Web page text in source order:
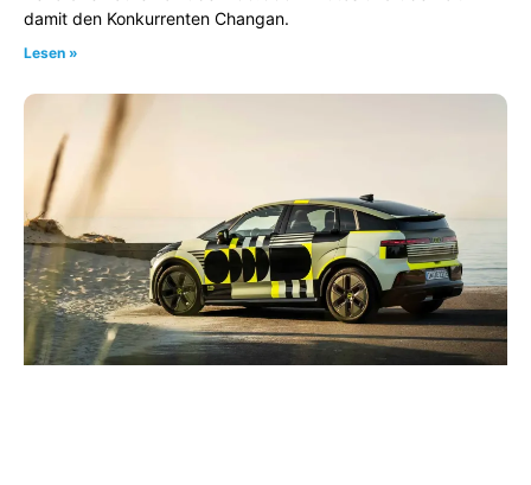
damit den Konkurrenten Changan.
Lesen »